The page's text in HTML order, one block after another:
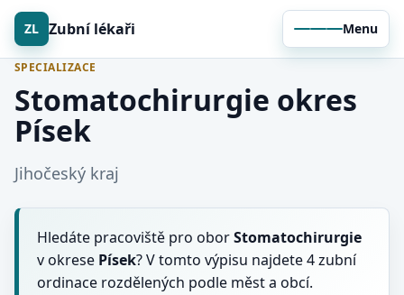
ZL Zubní lékaři Menu
SPECIALIZACE
Stomatochirurgie okres
Písek
Jihočeský kraj
Hledáte pracoviště pro oborStomatochirurgie
v okrese Písek? V tomto výpisu najdete 4 zubní
ordinace rozdělených podle měst a obcí.